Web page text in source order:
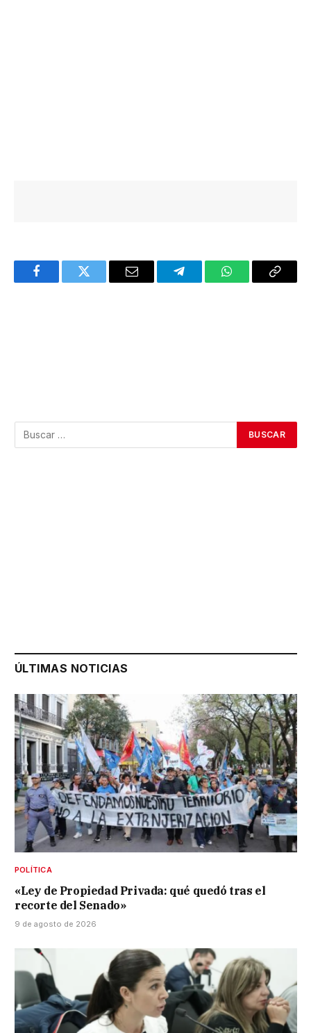
FacebookTwitter Email TelegramWhatsAppCopy
ÚLTIMAS NOTICIAS
POLÍTICA
«Ley de Propiedad Privada: qué quedó tras el
recorte del Senado»
9 de agosto de 2026